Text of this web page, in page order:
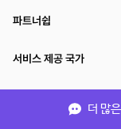
더 많
파트너쉽
서비스 제공 국가
(주)NSPACE 사업자정보